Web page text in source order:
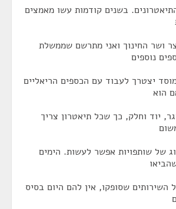
בשנים קודמות עשו מאמצים
ושר החינוך ואני מתרשם שממשלת
נוספים
יצטרך לעבוד עם הכספים הריאליים
הוא
יוד וחלק, כך שכל תיאטרון צריך
של שותפויות אפשר לעשות. הימים
השירותים שסופקו, אין להם היום בסיס